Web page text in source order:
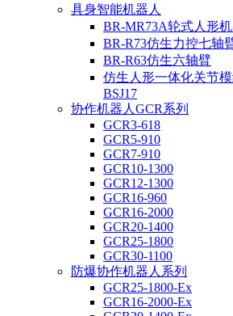
具身智能机器人
BR-MR73A轮式人形机
BR-R73仿生力控七轴
BR-R63仿生六轴臂
仿生人形一体化关节模
BSJ17
协作机器人GCR系列
GCR3-618
GCR5-910
GCR7-910
GCR10-1300
GCR12-1300
GCR16-960
GCR16-2000
GCR20-1400
GCR25-1800
GCR30-1100
防爆协作机器人系列
GCR25-1800-Ex
GCR16-2000-Ex